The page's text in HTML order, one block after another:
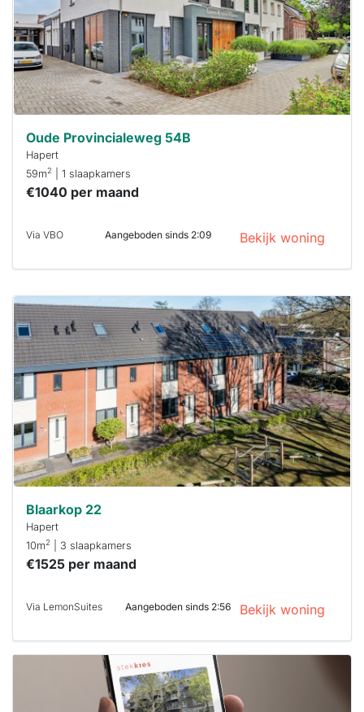
reageren.
Stekkies helpt
je hierbij!
Oude Provincialeweg 54B
Hapert
59m2 | 1 slaapkamers
€1040 per maand
Via VBO Aangeboden sinds 2:09 Bekijk woning
Deze woning
is
waarschijnlijk
al verhuurd
Om kans te
maken moet je
binnen 15
reageren.
Stekkies helpt
je hierbij!
Blaarkop 22
Hapert
10m2 | 3 slaapkamers
€1525 per maand
Via LemonSuites Aangeboden sinds 2:56 Bekijk woning